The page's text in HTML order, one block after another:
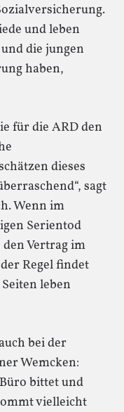
und leben
die jungen
haben,
für die ARD den
dieses
sagt
Wenn im
Serientod
Vertrag im
Regel findet
leben
bei der
Wemcken:
bittet und
vielleicht